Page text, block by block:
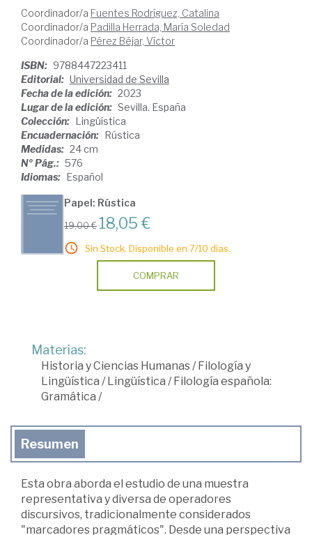
Coordinador/a Fuentes Rodríguez, Catalina
Coordinador/a Padilla Herrada, María Soledad
Coordinador/a Pérez Béjar, Víctor
ISBN: 9788447223411
Editorial: Universidad de Sevilla
Fecha de la edición: 2023
Lugar de la edición: Sevilla. España
Colección: Lingüística
Encuadernación: Rústica
Medidas: 24 cm
Nº Pág.: 576
Idiomas: Español
Papel: Rústica
19,00 € 18,05 €
Sin Stock. Disponible en 7/10 días.
COMPRAR
Materias:
Historia y Ciencias Humanas/Filología y
Lingüística /Lingüística /Filología española:
Gramática /
Resumen
Esta obra aborda el estudio de una muestra
representativa y diversa de operadores
discursivos, tradicionalmente considerados
"marcadores pragmáticos". Desde una perspectiva